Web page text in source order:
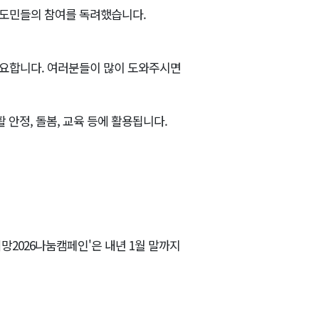
민들의 참여를 독려했습니다.
합니다. 여러분들이 많이 도와주시면
안정, 돌봄, 교육 등에 활용됩니다.
2026나눔캠페인'은 내년 1월 말까지